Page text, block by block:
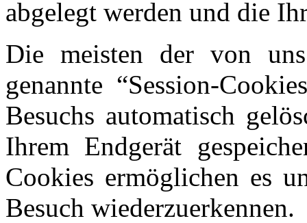
abgelegt werden und die
Die meisten der von
genannte “Session-
Besuchs automatisch
Ihrem Endgerät
Cookies ermöglichen es
Besuch wiederzuerkennen.